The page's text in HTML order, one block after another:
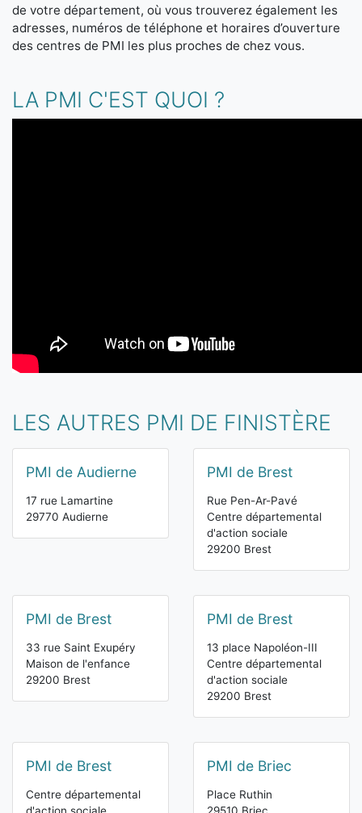
de votre département, où vous trouverez également les
adresses, numéros de téléphone et horaires d’ouverture
des centres de PMI les plus proches de chez vous.
LA PMI C'EST QUOI ?
LES AUTRES PMI DE FINISTÈRE
PMI de Audierne
17 rue Lamartine
29770 Audierne
PMI de Brest
Rue Pen-Ar-Pavé
Centre départemental
d'action sociale
29200 Brest
PMI de Brest
33 rue Saint Exupéry
Maison de l'enfance
29200 Brest
PMI de Brest
13 place Napoléon-III
Centre départemental
d'action sociale
29200 Brest
PMI de Brest
Centre départemental
PMI de Briec
Place Ruthin